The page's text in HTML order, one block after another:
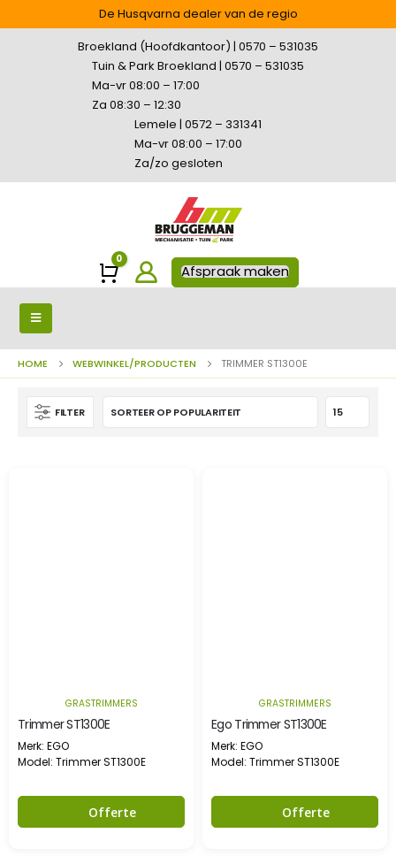
De Husqvarna dealer van de regio
Broekland (Hoofdkantoor) | 0570 – 531035
Tuin & Park Broekland | 0570 – 531035
Ma-vr 08:00 – 17:00
Za 08:30 – 12:30
Lemele | 0572 – 331341
Ma-vr 08:00 – 17:00
Za/zo gesloten
Winkelwagen
0
Afspraak maken
HOME WEBWINKEL/PRODUCTEN TRIMMER ST1300E
FILTER
GRASTRIMMERS
Trimmer ST1300E
Merk: EGO
Model: Trimmer ST1300E
Offerte
GRASTRIMMERS
Ego Trimmer ST1300E
Merk: EGO
Model: Trimmer ST1300E
Offerte